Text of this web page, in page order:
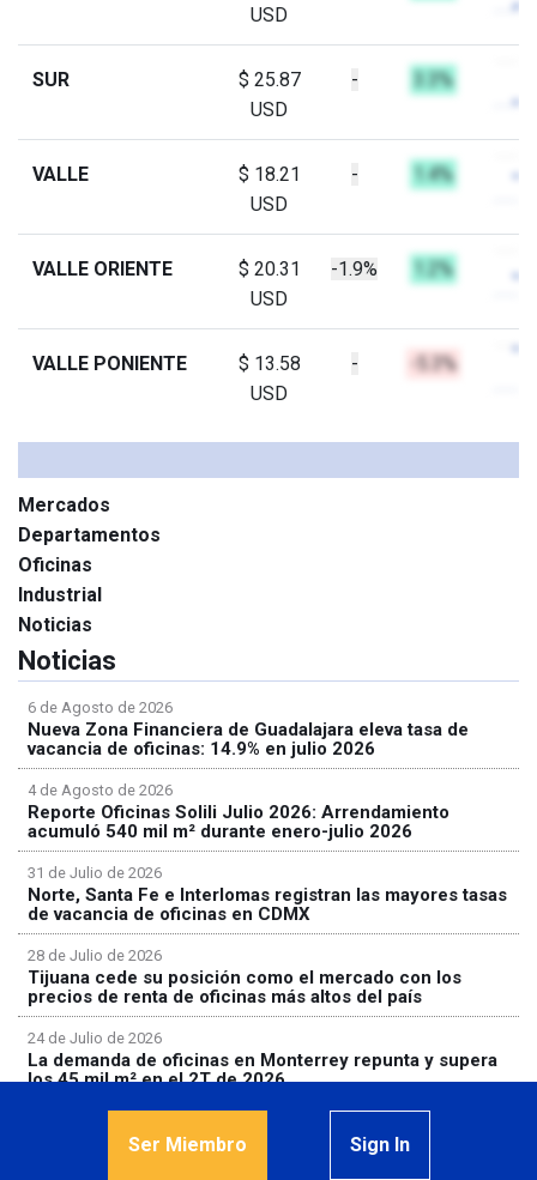
Mercados
Departamentos
Oficinas
Industrial
Noticias
USD
SUR
$ 25.87
USD
- 3.3%
VALLE
$ 18.21
USD
- 1.4%
VALLE ORIENTE
$ 20.31
USD
-1.9% 1.2%
VALLE PONIENTE
$ 13.58
USD
- -5.3%
Noticias
6 de Agosto de 2026
Nueva Zona Financiera de Guadalajara eleva tasa de
vacancia de oficinas: 14.9% en julio 2026
4 de Agosto de 2026
Reporte Oficinas Solili Julio 2026: Arrendamiento
acumuló 540 mil m² durante enero-julio 2026
31 de Julio de 2026
Norte, Santa Fe e Interlomas registran las mayores tasas
de vacancia de oficinas en CDMX
28 de Julio de 2026
Tijuana cede su posición como el mercado con los
precios de renta de oficinas más altos del país
24 de Julio de 2026
La demanda de oficinas en Monterrey repunta y supera
los 45 mil m² en el 2T de 2026
Ser Miembro Sign In